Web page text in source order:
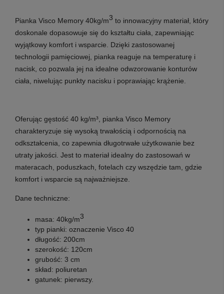
Pianka Visco Memory 40kg/m3 to innowacyjny materiał, który
doskonale dopasowuje się do kształtu ciała, zapewniając
wyjątkowy komfort i wsparcie. Dzięki zastosowanej
technologii pamięciowej, pianka reaguje na temperaturę i
nacisk, co pozwala jej na idealne odwzorowanie konturów
ciała, niwelując punkty nacisku i poprawiając krążenie.
Oferując gęstość 40 kg/m³, pianka Visco Memory
charakteryzuje się wysoką trwałością i odpornością na
odkształcenia, co zapewnia długotrwałe użytkowanie bez
utraty jakości. Jest to materiał idealny do zastosowań w
materacach, poduszkach, fotelach czy wszędzie tam, gdzie
komfort i wsparcie są najważniejsze.
Dane techniczne:
masa: 40kg/m3
typ pianki: oznaczenie Visco 40
długość: 200cm
szerokość: 120cm
grubość: 3 cm
skład: poliuretan
gatunek: pierwszy.